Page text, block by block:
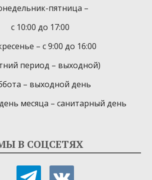
пятница –
с 10:00 до 17:00
– с 9:00 до 16:00
период – выходной)
– выходной день
месяца – санитарный день
В СОЦСЕТЯХ
telegramvkontakte